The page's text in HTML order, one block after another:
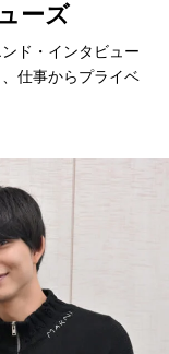
ーズ
ド・インタビュー
仕事からプライベ